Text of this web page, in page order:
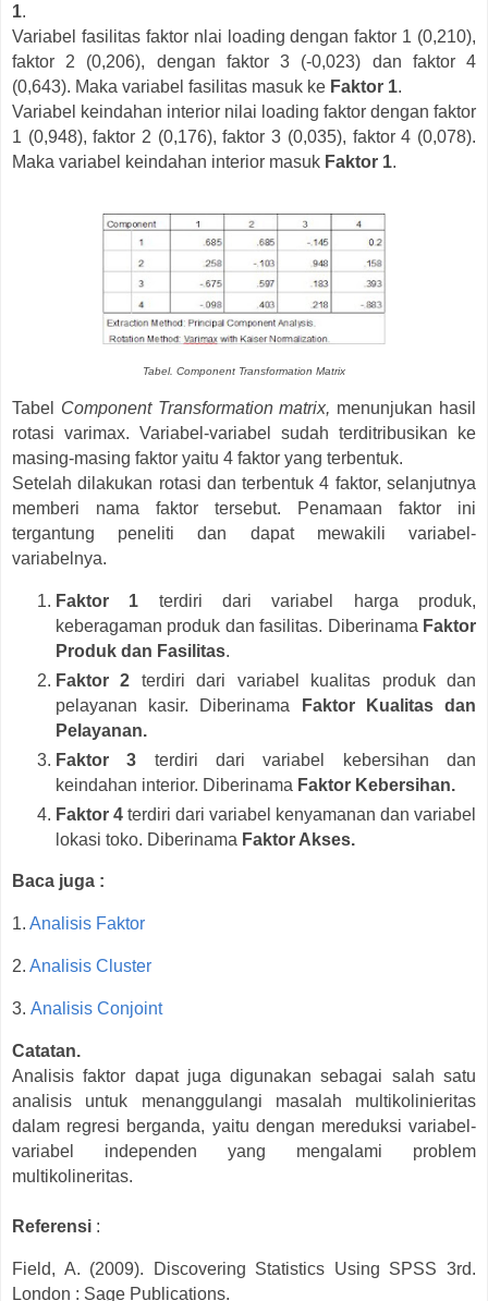
1.
Variabel fasilitas faktor nlai loading dengan faktor 1 (0,210),
faktor 2 (0,206), dengan faktor 3 (-0,023) dan faktor 4
(0,643). Maka variabel fasilitas masuk ke Faktor 1.
Variabel keindahan interior nilai loading faktor dengan faktor
1 (0,948), faktor 2 (0,176), faktor 3 (0,035), faktor 4 (0,078).
Maka variabel keindahan interior masuk Faktor 1.
Tabel. Component Transformation Matrix
Tabel Component Transformation matrix, menunjukan hasil
rotasi varimax. Variabel-variabel sudah terditribusikan ke
masing-masing faktor yaitu 4 faktor yang terbentuk.
Setelah dilakukan rotasi dan terbentuk 4 faktor, selanjutnya
memberi nama faktor tersebut. Penamaan faktor ini
tergantung peneliti dan dapat mewakili variabel-
variabelnya.
Faktor 1 terdiri dari variabel harga produk,
keberagaman produk dan fasilitas. Diberinama Faktor
Produk dan Fasilitas.
Faktor 2 terdiri dari variabel kualitas produk dan
pelayanan kasir. Diberinama
Faktor Kualitas dan
Pelayanan.
Faktor 3 terdiri dari variabel kebersihan dan
keindahan interior. Diberinama Faktor Kebersihan.
Faktor 4 terdiri dari variabel kenyamanan dan variabel
lokasi toko. Diberinama Faktor Akses.
Baca juga :
1. Analisis Faktor
2. Analisis Cluster
3. Analisis Conjoint
Catatan.
Analisis faktor dapat juga digunakan sebagai salah satu
analisis untuk menanggulangi masalah multikolinieritas
dalam regresi berganda, yaitu dengan mereduksi variabel-
variabel independen yang mengalami problem
multikolineritas.
Referensi :
Field, A. (2009). Discovering Statistics Using SPSS 3rd.
London : Sage Publications.